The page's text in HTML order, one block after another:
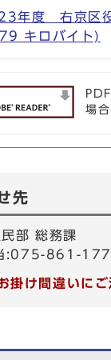
年度 右京区
キロバイト)
場合
先
部 総務課
:075-861-
掛け間違いに